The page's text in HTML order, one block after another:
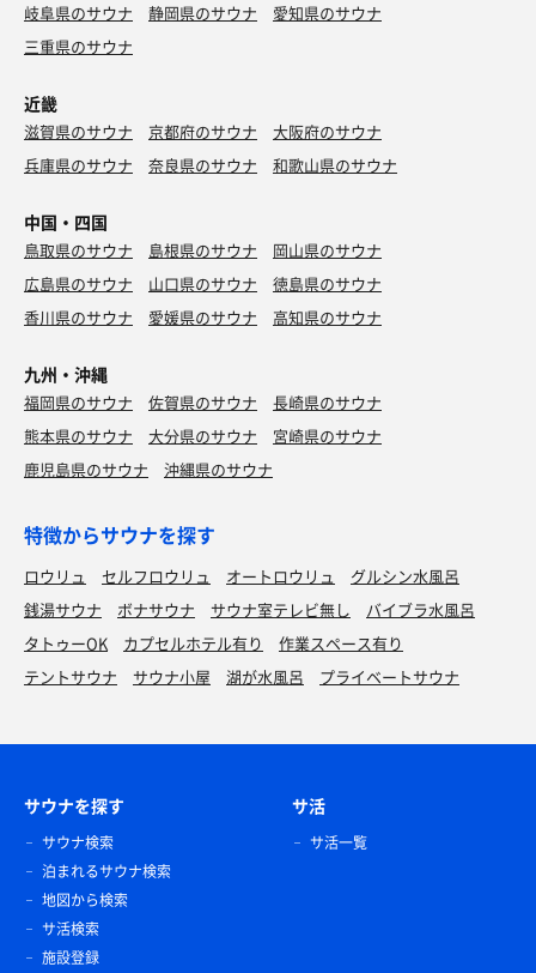
岐阜県のサウナ 静岡県のサウナ
愛知県のサウナ
三重県のサウナ
近畿
滋賀県のサウナ 京都府のサウナ
大阪府のサウナ
兵庫県のサウナ
奈良県のサウナ 和歌山県のサウナ
中国・四国
鳥取県のサウナ 島根県のサウナ
岡山県のサウナ
広島県のサウナ
山口県のサウナ
徳島県のサウナ
香川県のサウナ
愛媛県のサウナ 高知県のサウナ
九州・沖縄
福岡県のサウナ 佐賀県のサウナ
長崎県のサウナ
熊本県のサウナ
大分県のサウナ
宮崎県のサウナ
鹿児島県のサウナ
沖縄県のサウナ
特徴からサウナを探す
ロウリュ セルフロウリュ オートロウリュ
グルシン水風呂
銭湯サウナ
ボナサウナ サウナ室テレビ無し
バイブラ水風呂
タトゥーOK
カプセルホテル有り
作業スペース有り
テントサウナ
サウナ小屋 湖が水風呂 プライベートサウナ
サウナを探す
サウナ検索
泊まれるサウナ検索
地図から検索
サ活検索
施設登録
サ活
サ活一覧